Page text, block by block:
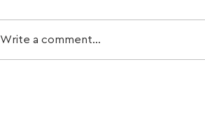
Write a comment...